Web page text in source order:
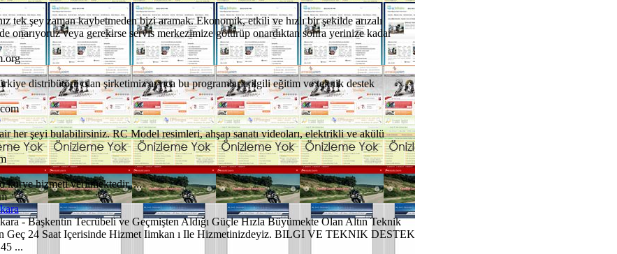
tek şey zaman kaybetmeden bizi aramak. Ekonomik, etkili ve hızlı bir şekilde arızalı
onarıyoruz veya gerekirse servis merkezimize götürüp onardıktan sonra yerinize kadar
distribütörü olan şirketimiz ayrıca bu programlarla ilgili eğitim ve teknik destek
her şeyi bulabilirsiniz. RC Model resimleri, ahşap sanatı videoları, elektrikli ve akülü
kurye hizmeti verilmektedir. ...
- Başkentin Tecrübeli ve Geçmişten Aldığı Güçle Hızla Büyümekte Olan Altın Teknik
Geç 24 Saat Içerisinde Hizmet Iimkan ı Ile Hizmetinizdeyiz. BILGI VE TEKNIK DESTEK
...